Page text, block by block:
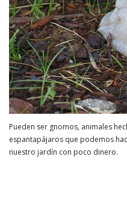
Pueden ser gnomos, animales
espantapájaros que podemos
nuestro jardín con poco dinero.